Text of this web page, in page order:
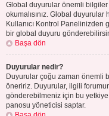
Global duyurular önemli bilgiler
okumalısınız. Global
Kullanıcı Kontrol
bir global duyuru
Başa dön
Duyurular nedir?
Duyurular çoğu zaman önemli
öneririz. Duyurular, ilgili
gönderebilmeniz için bu
panosu yöneticisi saptar.